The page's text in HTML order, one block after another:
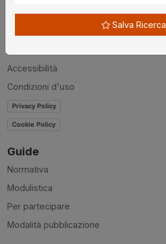
Disclaimer
Accessibilità
Condizioni d'uso
Privacy Policy
Cookie Policy
Guide
Normativa
Modulistica
Per partecipare
Modalità pubblicazione
Salva Ricerca